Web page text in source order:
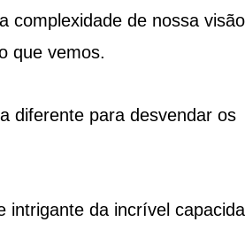
complexidade de nossa
que vemos.
diferente para desvendar os
intrigante da incrível